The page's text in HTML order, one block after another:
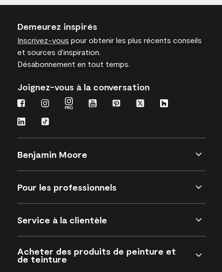
Demeurez inspirés
Inscrivez-vous pour obtenir les plus récents conseils
et sources d’inspiration.
Désabonnement en tout temps.
Joignez-vous à la conversation
Benjamin Moore
Pour les professionnels
Service à la clientèle
Acheter des produits de peinture et
de teinture